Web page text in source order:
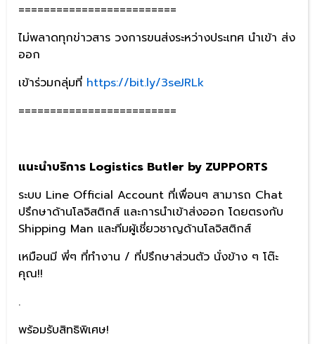
=========================
ไม่พลาดทุกข่าวสาร วงการขนส่งระหว่างประเทศ นำเข้า ส่ง
ออก
เข้าร่วมกลุ่มที่ https://bit.ly/3seJRLk
=========================
แนะนำบริการ Logistics Butler by ZUPPORTS
ระบบ Line Official Account ที่เพื่อนๆ สามารถ Chat
ปรึกษาด้านโลจิสติกส์ และการนำเข้าส่งออก โดยตรงกับ
Shipping Man และทีมผู้เชี่ยวชาญด้านโลจิสติกส์
เหมือนมี พี่ๆ ที่ทำงาน / ที่ปรึกษาส่วนตัว นั่งข้าง ๆ โต๊ะ
คุณ!!
.
พร้อมรับสิทธิพิเศษ!